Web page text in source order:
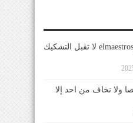
مصداقية elmaestrosport لا تقبل التشكيك
ولا نخاف من احد إلا